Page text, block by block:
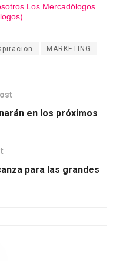
Los Mercadólogos
MARKETING
en los próximos
para las grandes